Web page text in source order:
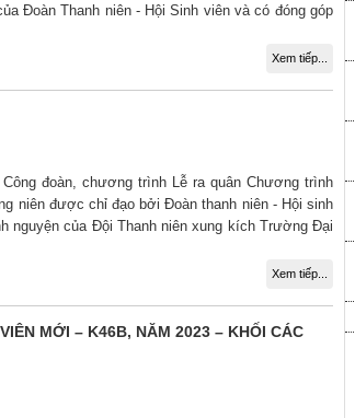
Đoàn Thanh niên - Hội Sinh viên và có đóng góp
Xem tiếp...
đoàn, chương trình Lễ ra quân Chương trình
niên được chỉ đạo bởi Đoàn thanh niên - Hội sinh
của Đội Thanh niên xung kích Trường Đại
Xem tiếp...
MỚI – K46B, NĂM 2023 – KHỐI CÁC